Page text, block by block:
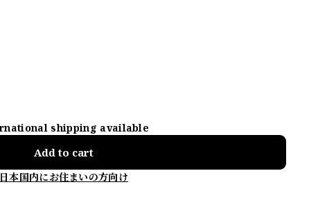
shipping available
Add to cart
日本国内にお住まいの方向け